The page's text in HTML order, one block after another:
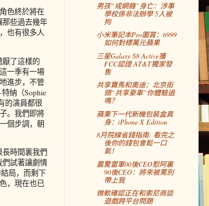
色終於將在
些過去幾年
也有很多人
厭了這樣的
一季有一場
進步，不管
納（Sophie
的演員都很
。我們即將
個步調，朝
時間裏我們
試著讓劇情
局，而剩下
，現在也已
男孩“戒網癮”身亡：涉事
學校係非法辦學 5人被
拘
小米筆記本Pro圖賞：6999
如何對標萬元蘋果
三星Galaxy S8 Active獲
FCC認證 AT&T獨家發
售
共享寶馬和奧迪：北京街
頭“共享豪車”你體驗過
嗎？
蘋果下一代新機包裝盒真
身：iPhone X Edition
8月院線省錢指南: 看完之
後你的錢包會鬆一口
氣！
震驚雷軍00後CEO懟阿裏
90後CEO：將來被罵別
帶上我
微軟確認正在和索尼商談
遊戲跨平台問題